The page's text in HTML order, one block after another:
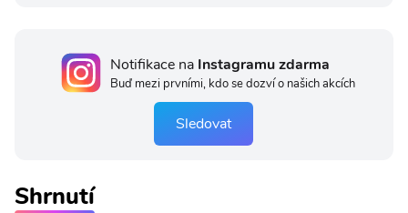
Notifikace na Instagramu zdarma
Buď mezi prvními, kdo se dozví o našich akcích
Sledovat
Shrnutí